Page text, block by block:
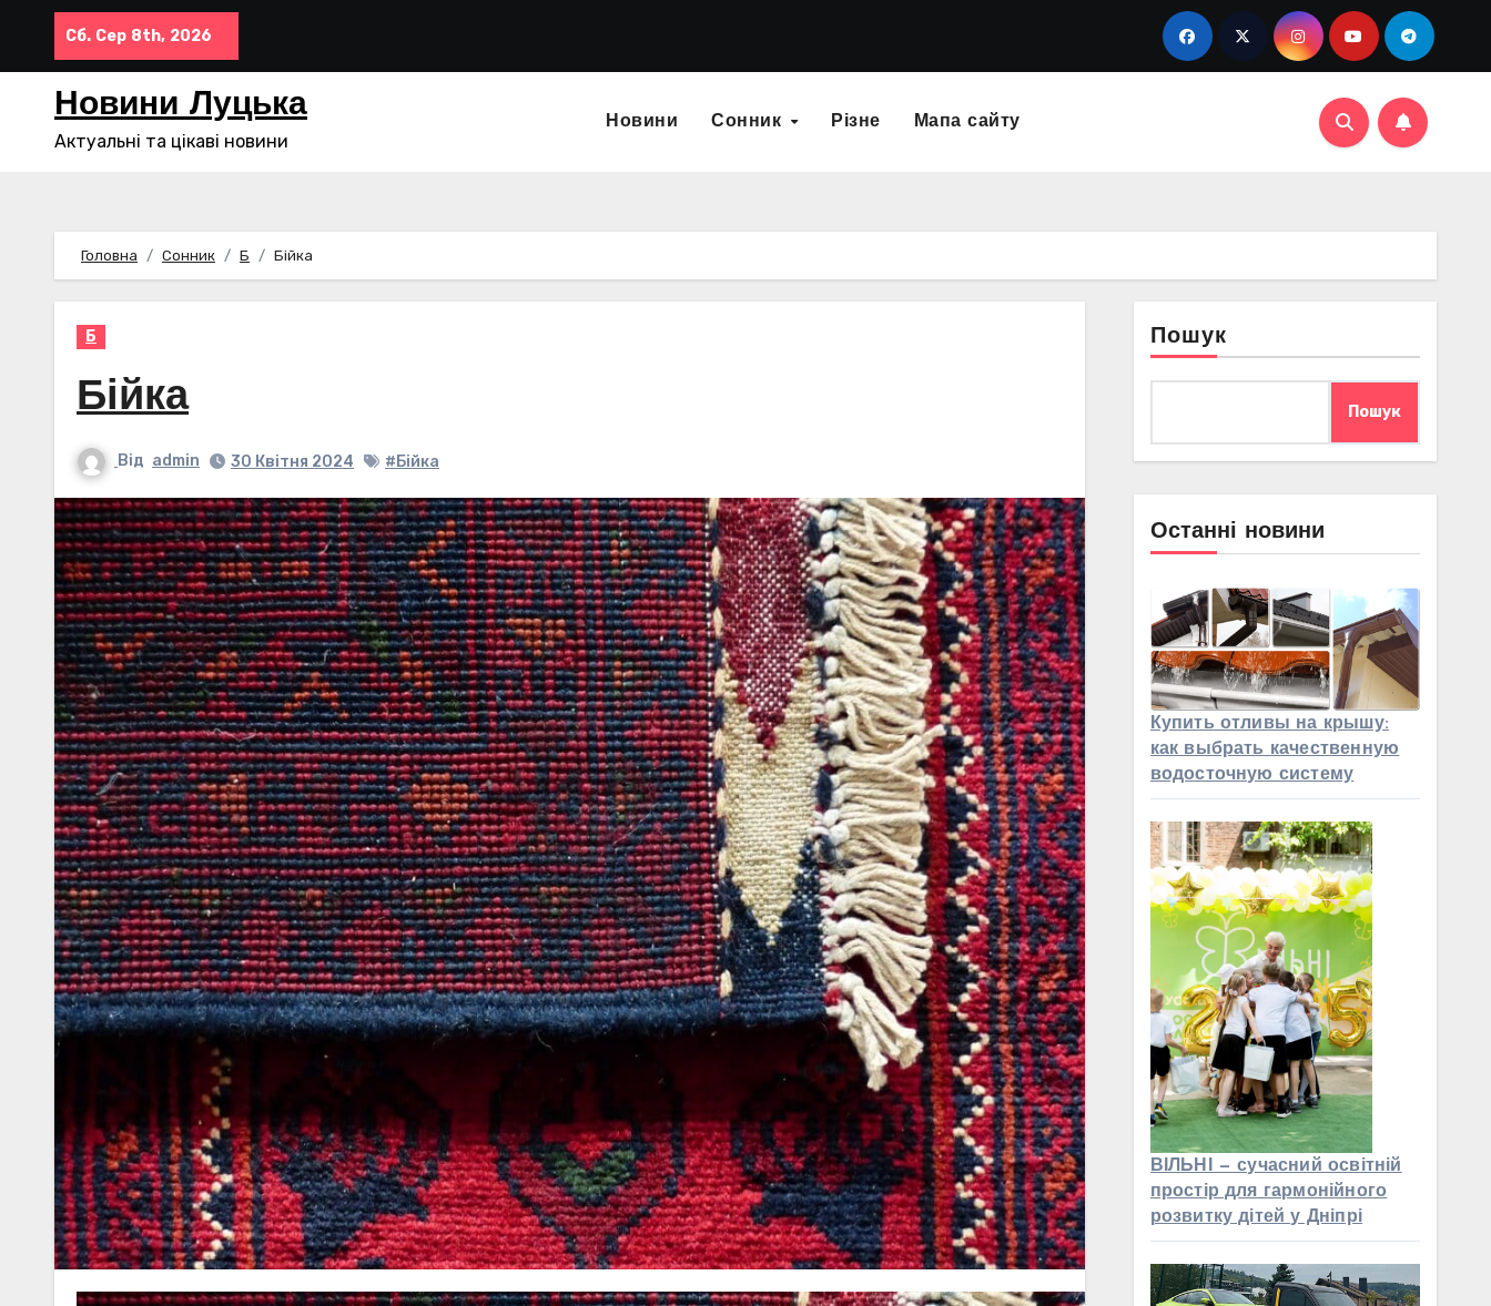
Перейти
контенту
Сб. Сер 8th, 2026
Новини Луцька
Актуальні та цікаві новини
Новини Сонник Різне Мапа сайту
Головна Сонник Б Бійка
Б
Бійка
Від admin 30 Квітня 2024 #Бійка
Пошук
Пошук
Останні новини
Купить отливы на крышу:
как выбрать качественную
водосточную систему
ВІЛЬНІ — сучасний освітній
простір для гармонійного
розвитку дітей у Дніпрі